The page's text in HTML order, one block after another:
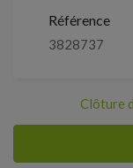
Référence
3828737
Clôture